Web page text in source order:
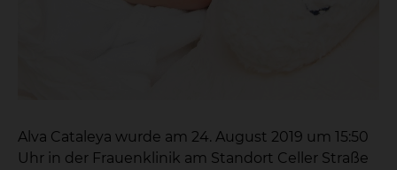
Alva Cataleya wurde am 24. August 2019 um 15:50
Uhr in der Frauenklinik am Standort Celler Straße